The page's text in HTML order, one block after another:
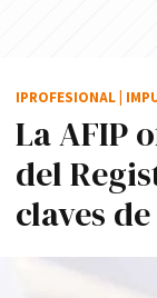
La AFIP
del
claves
IPROFESIONAL